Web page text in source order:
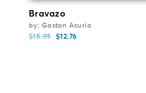
Bravazo
by: Gaston Acurio
$15.95 $12.76